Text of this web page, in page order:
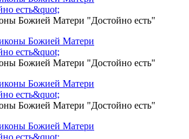
Божией Матери "Достойно есть"
Божией Матери "Достойно есть"
Божией Матери "Достойно есть"